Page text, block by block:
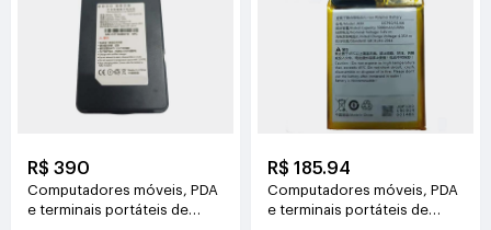
R$ 390
Computadores móveis, PDA
e terminais portáteis de
R$ 185.94
Computadores móveis, PDA
e terminais portáteis de